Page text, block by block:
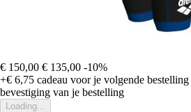
€ 150,00 € 135,00 -10%
+€ 6,75 cadeau voor je volgende bestelling
bevestiging van je bestelling
Loading...